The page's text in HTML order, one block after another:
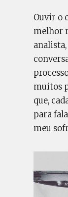
Ouvir o
melhor
analista,
muitos
que,
para
meu